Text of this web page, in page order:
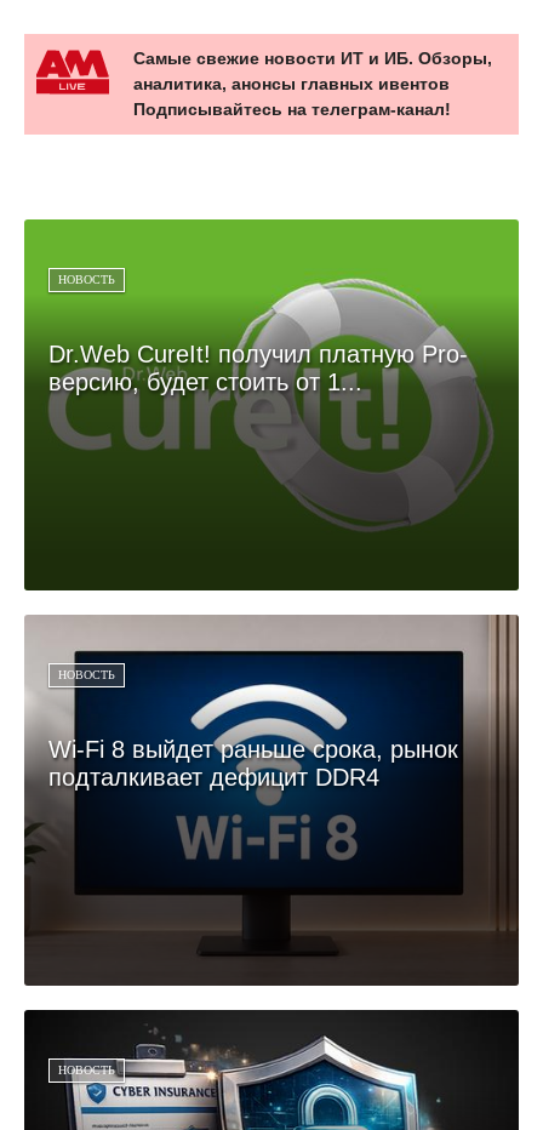
Самые свежие новости ИТ и ИБ. Обзоры,
аналитика, анонсы главных ивентов
Подписывайтесь на телеграм-канал!
НОВОСТЬ
Dr.Web CureIt! получил платную Pro-
версию, будет стоить от 1...
НОВОСТЬ
Wi‑Fi 8 выйдет раньше срока, рынок
подталкивает дефицит DDR4
НОВОСТЬ